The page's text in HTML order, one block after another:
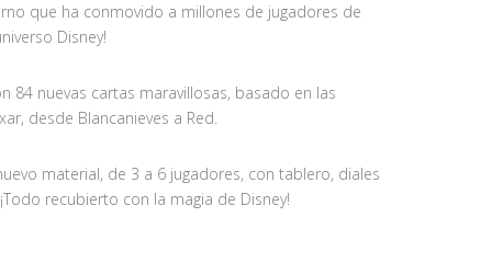
que ha conmovido a millones de jugadores de
Disney!
84 nuevas cartas maravillosas, basado en las
desde Blancanieves a Red.
material, de 3 a 6 jugadores, con tablero, diales
recubierto con la magia de Disney!